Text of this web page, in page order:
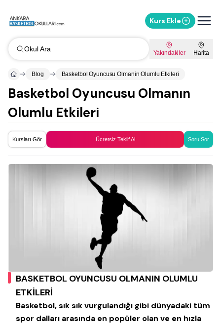
Kurs Ekle
Okul Ara Yakındakiler Harita
Blog Basketbol Oyuncusu Olmanin Olumlu Etkileri
Basketbol Oyuncusu Olmanın
Olumlu Etkileri
Kursları Gör Ücretsiz Teklif Al Soru Sor
BASKETBOL OYUNCUSU OLMANIN OLUMLU
ETKİLERİ
Basketbol, sık sık vurgulandığı gibi dünyadaki tüm
spor dalları arasında en popüler olan ve en hızla